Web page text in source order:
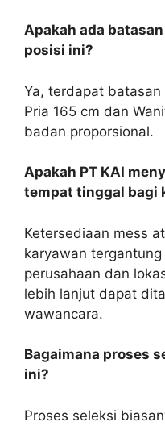
Apakah ada
posisi ini?
Ya, terdapat
Pria 165 cm dan
badan proporsional.
Apakah PT KAI
tempat tinggal bagi
Ketersediaan mess
karyawan
perusahaan dan
lebih lanjut dapat
wawancara.
Bagaimana proses
ini?
Proses seleksi